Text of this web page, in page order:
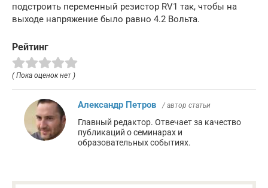
подстроить переменный резистор RV1 так, чтобы на
выходе напряжение было равно 4.2 Вольта.
Рейтинг
( Пока оценок нет )
Александр Петров / автор статьи
Главный редактор. Отвечает за качество
публикаций о семинарах и
образовательных событиях.